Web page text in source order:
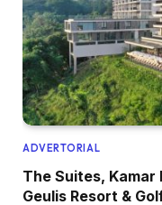
ADVERTORIAL
The Suites, Kamar
Geulis Resort &